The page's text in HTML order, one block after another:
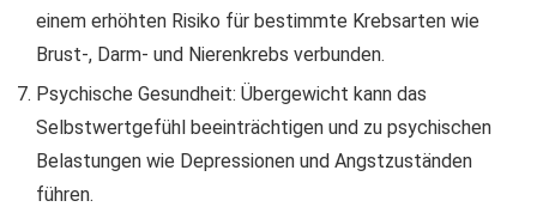
einem erhöhten Risiko für bestimmte Krebsarten wie
Brust-, Darm- und Nierenkrebs verbunden.
Psychische Gesundheit: Übergewicht kann das
Selbstwertgefühl beeinträchtigen und zu psychischen
Belastungen wie Depressionen und Angstzuständen
führen.